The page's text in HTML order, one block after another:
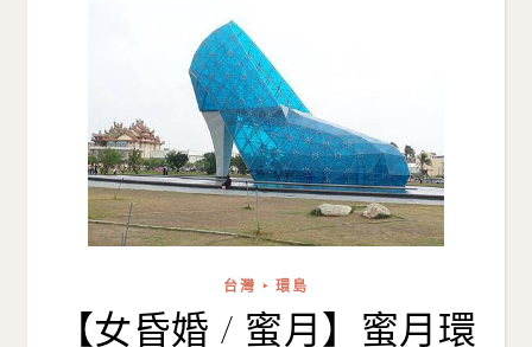
台灣 ‣ 環島
【女昏婚 / 蜜月】蜜月環